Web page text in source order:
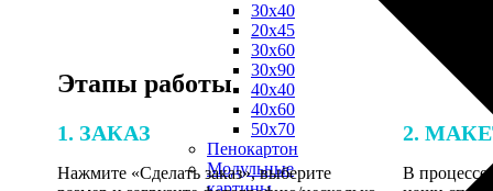
30х40
20х45
30х60
30х90
40х40
40х60
50х70
Пенокартон
Модульные
Этапы работы
1. ЗАКАЗ
Нажмите «Сделать заказ», выберите
2.
В процессе